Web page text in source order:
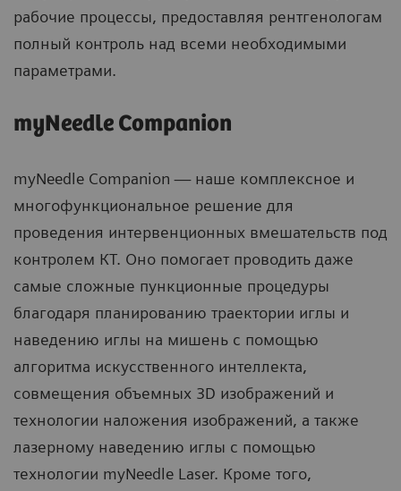
рабочие процессы, предоставляя рентгенологам
полный контроль над всеми необходимыми
параметрами.
myNeedle Companion
myNeedle Companion ― наше комплексное и
многофункциональное решение для
проведения интервенционных вмешательств под
контролем КТ. Оно помогает проводить даже
самые сложные пункционные процедуры
благодаря планированию траектории иглы и
наведению иглы на мишень с помощью
алгоритма искусственного интеллекта,
совмещения объемных 3D изображений и
технологии наложения изображений, а также
лазерному наведению иглы с помощью
технологии myNeedle Laser. Кроме того,